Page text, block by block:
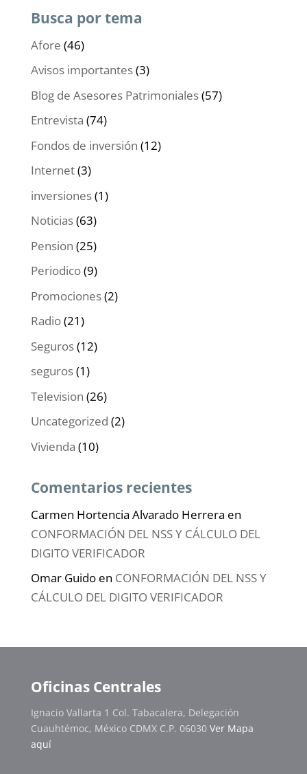
Busca por tema
Afore (46)
Avisos importantes(3)
Blog de Asesores Patrimoniales(57)
Entrevista (74)
Fondos de inversión (12)
Internet(3)
inversiones(1)
Noticias(63)
Pension (25)
Periodico(9)
Promociones(2)
Radio(21)
Seguros(12)
seguros(1)
Television (26)
Uncategorized (2)
Vivienda (10)
Comentarios recientes
Carmen Hortencia Alvarado Herrera en
CONFORMACIÓN DEL NSS Y CÁLCULO DEL
DIGITO VERIFICADOR
Omar Guidoen CONFORMACIÓN DEL NSS Y
CÁLCULO DEL DIGITO VERIFICADOR
Oficinas Centrales
Ignacio Vallarta 1 Col. Tabacalera, Delegación
Cuauhtémoc, México CDMX C.P. 06030 Ver Mapa
aquí